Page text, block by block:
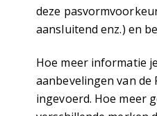
deze
aansluitend enz.) en
Hoe meer informatie
aanbevelingen van
ingevoerd. Hoe meer